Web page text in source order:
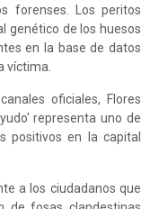
forenses. Los peritos
genético de los huesos
en la base de datos
víctima.
oficiales, Flores
representa uno de
positivos en la capital
a los ciudadanos que